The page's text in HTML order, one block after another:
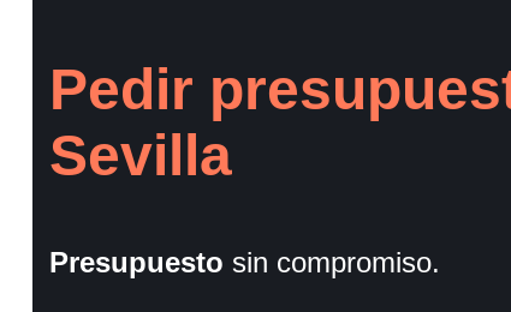
Pedir
Sevilla
Presupuesto sin compromiso.